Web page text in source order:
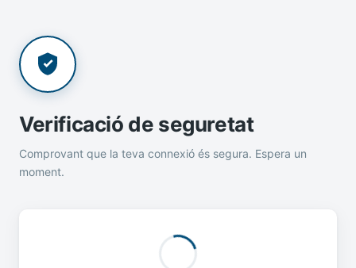
Verificació de seguretat
Comprovant que la teva connexió és segura. Espera un
moment.